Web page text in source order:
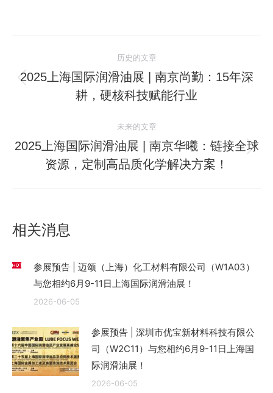
章
历史的文章
历
史
章：
2025上海国际润滑油展 | 南京尚勤：15年深
耕，硬核科技赋能行业
未来的文章
未
来
的
2025上海国际润滑油展 | 南京华曦：链接全球
资源，定制高品质化学解决方案！
相关消息
参展预告 | 迈颂（上海）化工材料有限公司（W1A03）
与您相约6月9-11日上海国际润滑油展！
2026-06-05
参展预告 | 深圳市优宝新材料科技有限公
司（W2C11）与您相约6月9-11日上海国
际润滑油展！
2026-06-05